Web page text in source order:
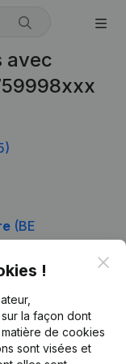
avec
(BE
!
la façon dont
de cookies
sont visées et
d’entreprise